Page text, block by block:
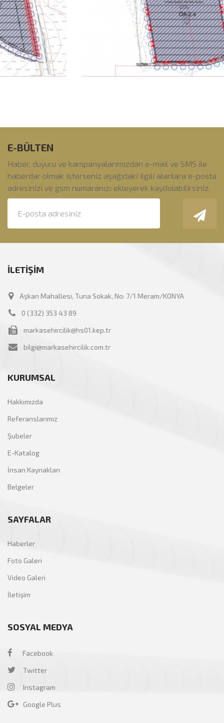
E-BÜLTEN
Haber, duyuru ve kampanyalarımızdan e-mail ve SMS ile
haberdar olmak isterseniz aşağıdaki ilgili alanlara e-posta
adresinizi ve gsm numaranızı ekleyerek kaydolabilirsiniz.
İLETİŞİM
Aşkan Mahallesi, Tuna Sokak, No: 7/1 Meram/KONYA
0 (332) 353 43 89
markasehircilik@hs01.kep.tr
bilgi@markasehircilik.com.tr
KURUMSAL
Hakkımızda
Referanslarımız
Şubeler
E-Katalog
İnsan Kaynakları
Belgeler
SAYFALAR
Haberler
Foto Galeri
Video Galeri
İletişim
SOSYAL MEDYA
Facebook
Twitter
Instagram
Google Plus